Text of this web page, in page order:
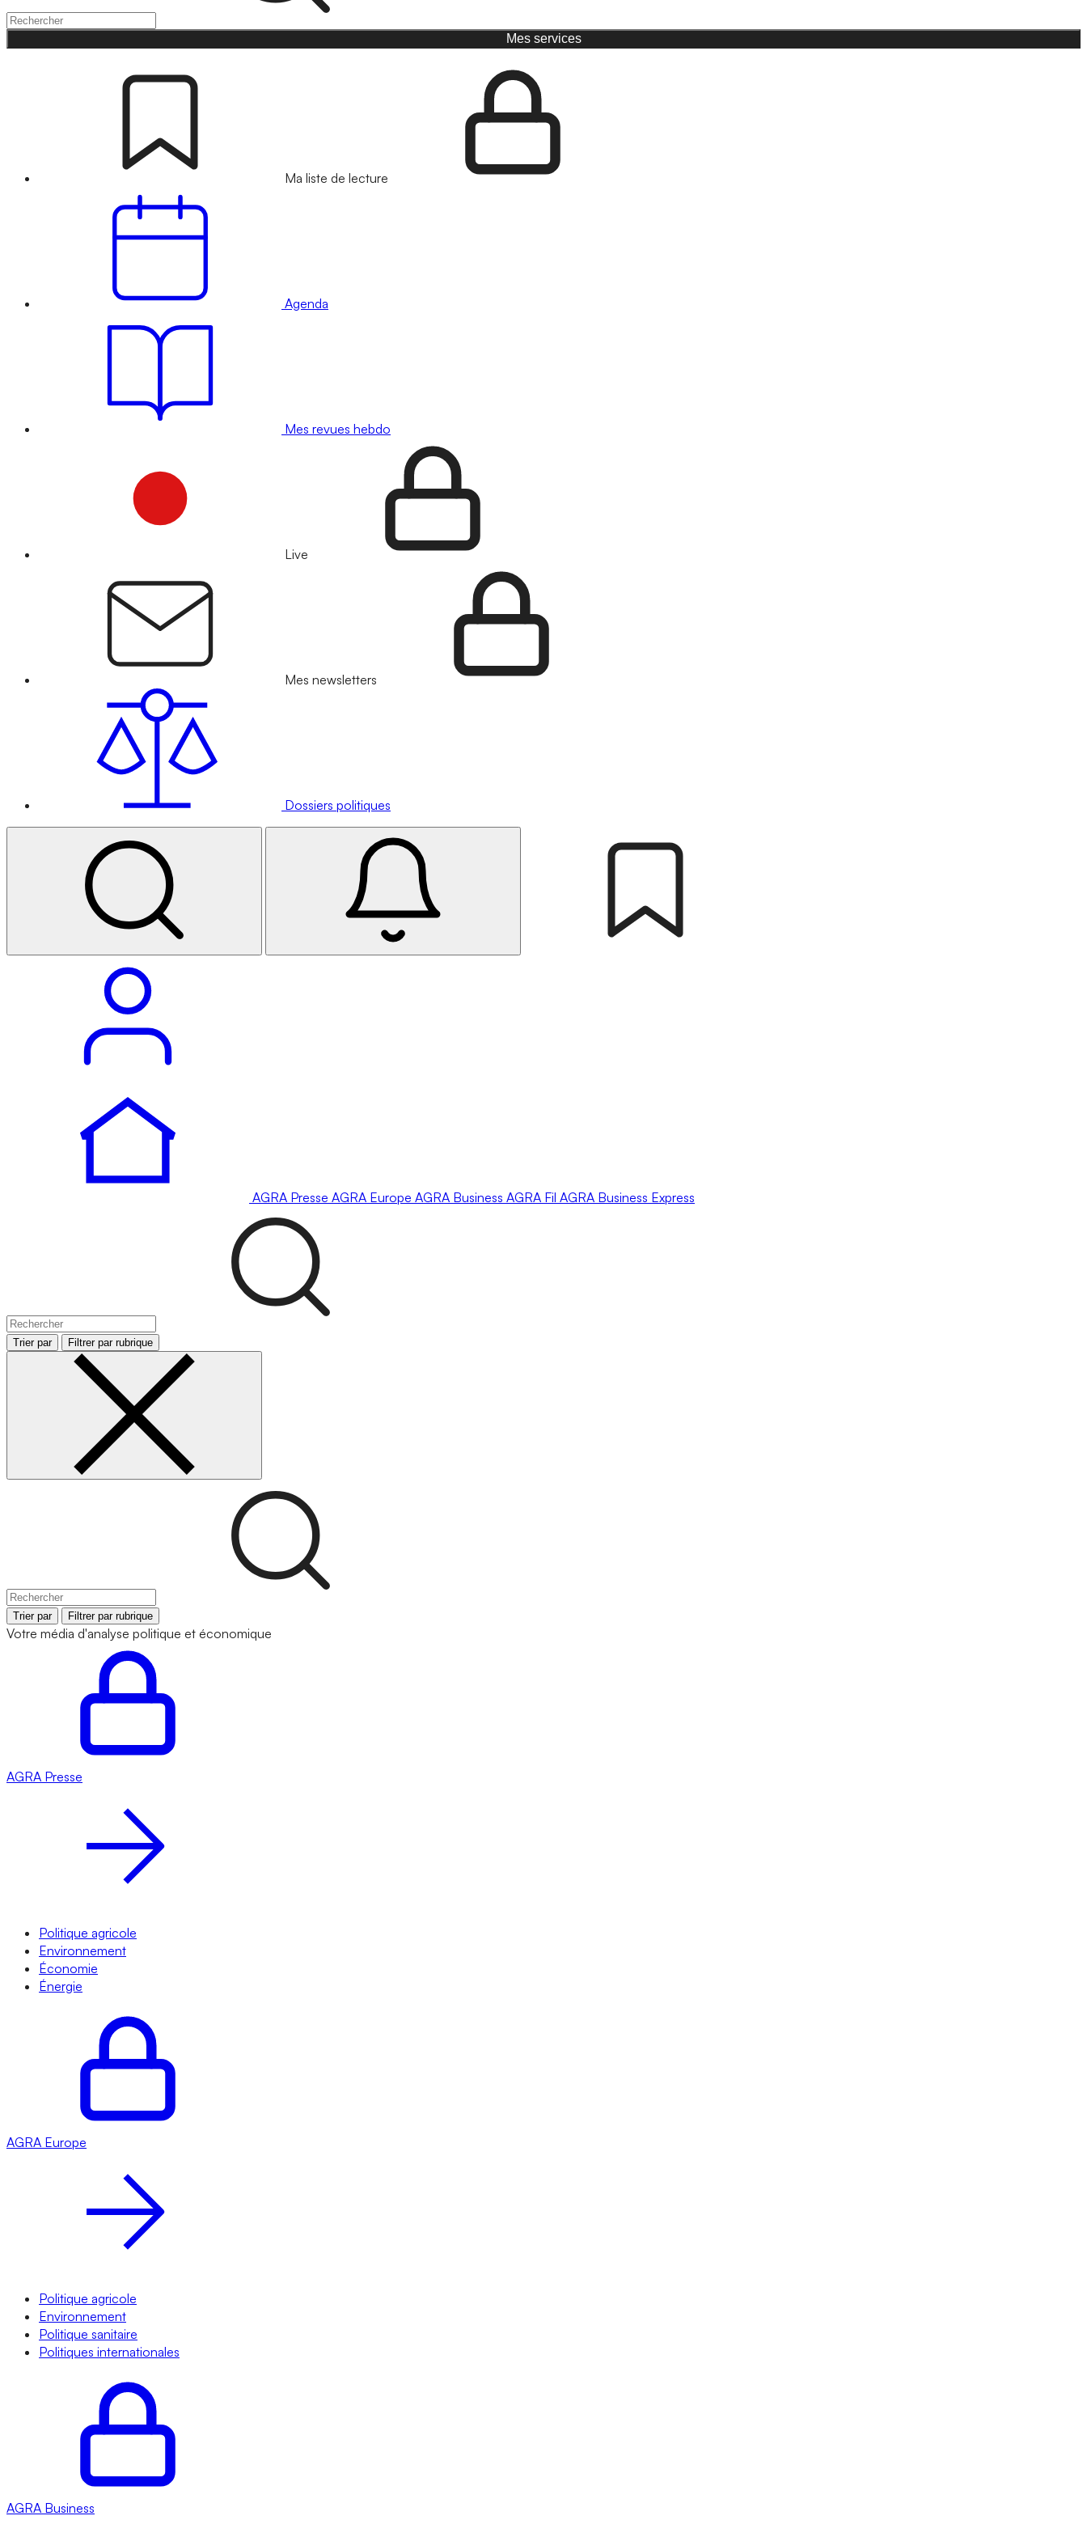
Mes services
Ma liste de lecture
Agenda
Mes revues hebdo
Live
Mes newsletters
Dossiers politiques
AGRA Presse AGRA Europe AGRA Business AGRA Fil AGRA Business Express
Trier par Filtrer par rubrique
Trier par Filtrer par rubrique
Votre média d'analyse politique et économique
AGRA Presse
Politique agricole
Environnement
Économie
Énergie
AGRA Europe
Politique agricole
Environnement
Politique sanitaire
Politiques internationales
AGRA Business